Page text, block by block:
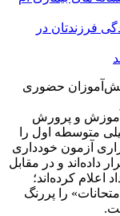
فرزندتان در
حضوری
آموزش و پرورش
متوسطه اول را
آزمون خودداری
داده‌اند و در مقابل
آزمون‌های داخلی را از ۹ خرداد اعلام کرده‌اند؛
را پررنگ